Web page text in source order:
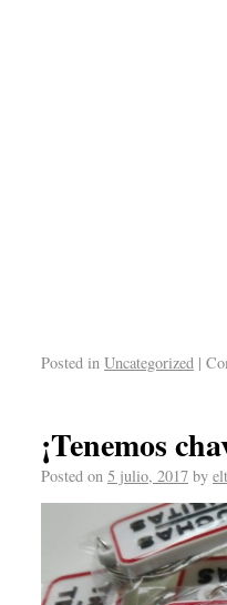
Posted in Uncategorized |
¡Tenemos
Posted on 5 julio, 2017 by